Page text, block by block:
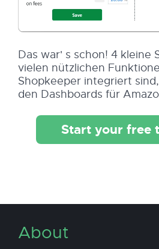
Das war' s schon! 4 kleine
vielen nützlichen
Shopkeeper integriert
den Dashboards für
Start your free
About